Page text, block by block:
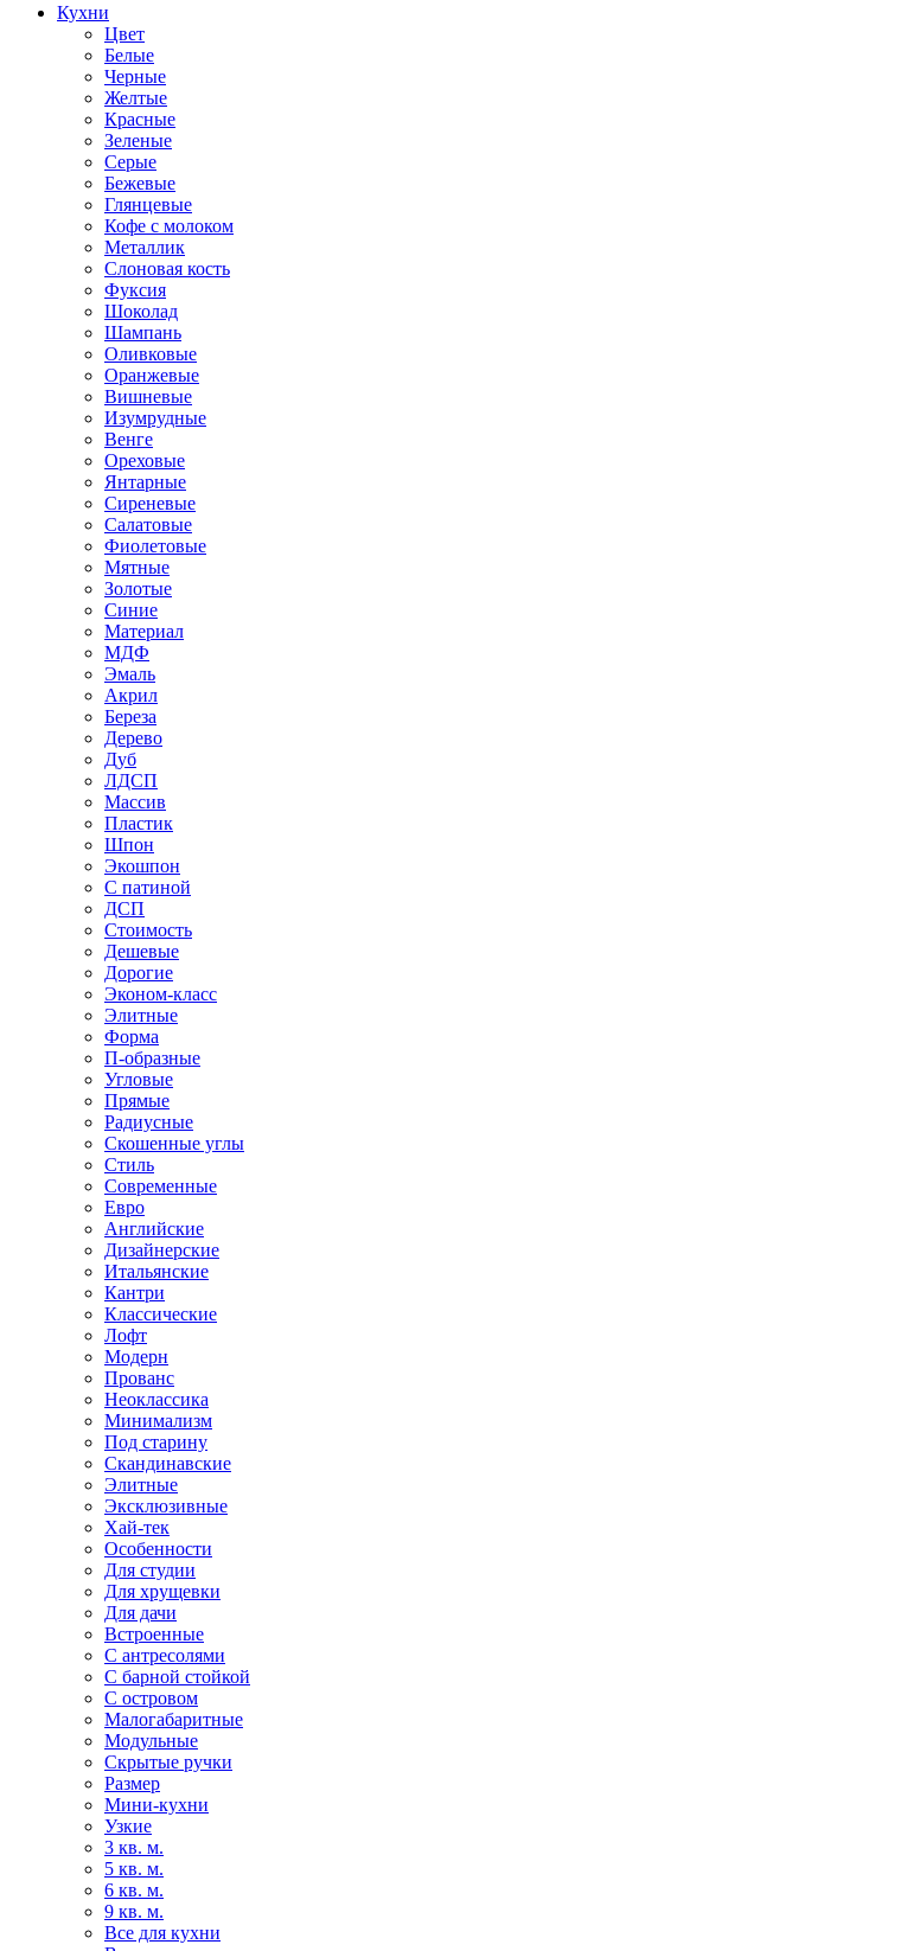
Кухни
Цвет
Белые
Черные
Желтые
Красные
Зеленые
Серые
Бежевые
Глянцевые
Кофе с молоком
Металлик
Слоновая кость
Фуксия
Шоколад
Шампань
Оливковые
Оранжевые
Вишневые
Изумрудные
Венге
Ореховые
Янтарные
Сиреневые
Салатовые
Фиолетовые
Мятные
Золотые
Синие
Материал
МДФ
Эмаль
Акрил
Береза
Дерево
Дуб
ЛДСП
Массив
Пластик
Шпон
Экошпон
С патиной
ДСП
Стоимость
Дешевые
Дорогие
Эконом-класс
Элитные
Форма
П-образные
Угловые
Прямые
Радиусные
Скошенные углы
Стиль
Современные
Евро
Английские
Дизайнерские
Итальянские
Кантри
Классические
Лофт
Модерн
Прованс
Неоклассика
Минимализм
Под старину
Скандинавские
Элитные
Эксклюзивные
Хай-тек
Особенности
Для студии
Для хрущевки
Для дачи
Встроенные
С антресолями
С барной стойкой
С островом
Малогабаритные
Модульные
Скрытые ручки
Размер
Мини-кухни
Узкие
3 кв. м.
5 кв. м.
6 кв. м.
9 кв. м.
Все для кухни